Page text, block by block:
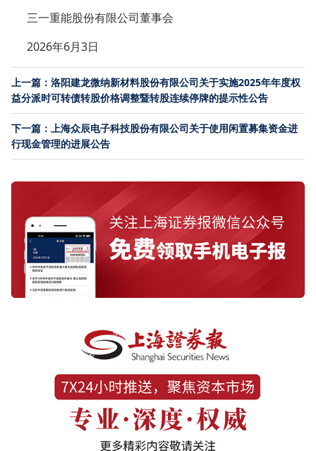
三一重能股份有限公司董事会
2026年6月3日
上一篇：洛阳建龙微纳新材料股份有限公司关于实施2025年年度权
益分派时可转债转股价格调整暨转股连续停牌的提示性公告
下一篇：上海众辰电子科技股份有限公司关于使用闲置募集资金进
行现金管理的进展公告